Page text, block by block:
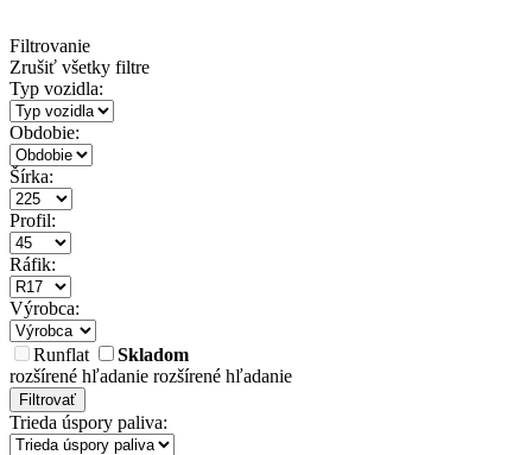
Filtrovanie
Zrušiť všetky filtre
Typ vozidla:
Obdobie:
Šírka:
Profil:
Ráfik:
Výrobca:
Runflat
Skladom
rozšírené hľadanie rozšírené hľadanie
Filtrovať
Trieda úspory paliva: